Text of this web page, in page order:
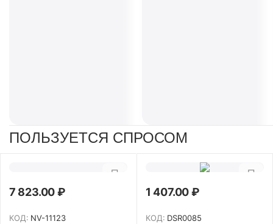
ПОЛЬЗУЕТСЯ СПРОСОМ
7 823.00₽
КОД: NV-11123
1 407.00₽
КОД: DSR0085